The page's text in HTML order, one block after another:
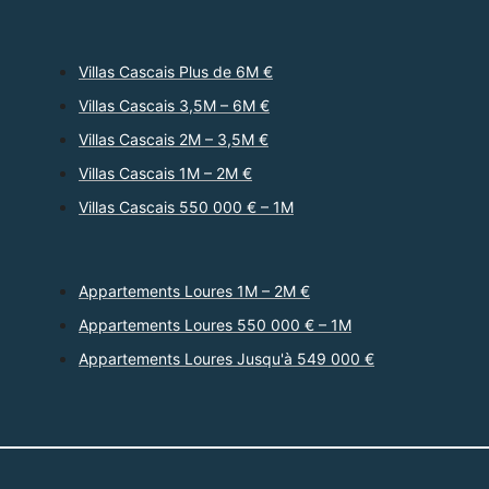
Villas Cascais Plus de 6M €
Villas Cascais 3,5M – 6M €
Villas Cascais 2M – 3,5M €
Villas Cascais 1M – 2M €
Villas Cascais 550 000 € – 1M
Appartements Loures 1M – 2M €
Appartements Loures 550 000 € – 1M
Appartements Loures Jusqu'à 549 000 €